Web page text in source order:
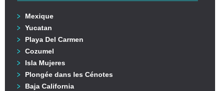
Mexique
Yucatan
Playa Del Carmen
Cozumel
Isla Mujeres
Plongée dans les Cénotes
Baja California